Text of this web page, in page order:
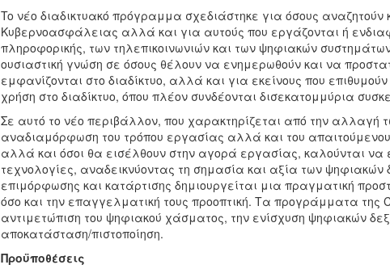
To νέο διαδικτυακό πρόγραμμα σχεδιάστηκε για όσους
Κυβερνοασφάλειας αλλά και για αυτούς που εργάζονται ή
πληροφορικής, των τηλεπικοινωνιών και των ψηφιακών
ουσιαστική γνώση σε όσους θέλουν να ενημερωθούν και να
εμφανίζονται στο διαδίκτυο, αλλά και για εκείνους που
χρήση στο διαδίκτυο, όπου πλέον συνδέονται δισεκατομμύρια
Σε αυτό το νέο περιβάλλον, που χαρακτηρίζεται από την αλλαγή
αναδιαμόρφωση του τρόπου εργασίας αλλά και του απαιτούμενου
αλλά και όσοι θα εισέλθουν στην αγορά εργασίας, καλούνται να
τεχνολογίες, αναδεικνύοντας τη σημασία και αξία των
επιμόρφωσης και κατάρτισης δημιουργείται μια πραγματική
όσο και την επαγγελματική τους προοπτική. Τα προγράμματα της
αντιμετώπιση του ψηφιακού χάσματος, την ενίσχυση ψηφιακών
αποκατάσταση/πιστοποίηση.
Προϋποθέσεις